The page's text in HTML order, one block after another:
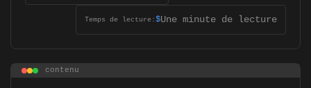
Temps de lecture:$Une minute de lecture
contenu